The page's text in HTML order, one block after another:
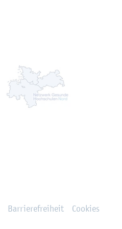
Bar­rie­re­frei­heit Coo­kies